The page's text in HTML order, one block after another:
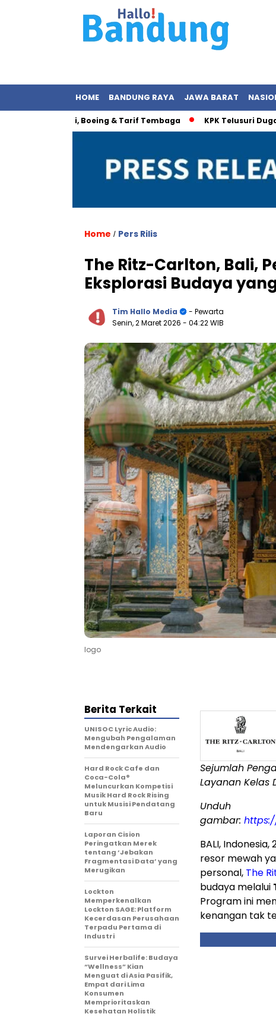
HOME BANDUNG RAYA JAWA BARAT
Energi, Boeing & Tarif Tembaga KPK Telusuri Dugaan
Home / Pers Rilis
The Ritz-Carlton, Bali,
Eksplorasi Budaya
Tim Hallo Media
- Pewarta
Senin, 2 Maret 2026 - 04:22 WIB
logo
Sejumlah
Layanan Kelas
Unduh
gambar:
BALI,
resor mewah
personal, The
budaya melalui
Program ini
kenangan tak
Berita Terkait
UNISOC Lyric Audio:
Mengubah Pengalaman
Mendengarkan Audio
Hard Rock Cafe dan
Coca-Cola®
Meluncurkan Kompetisi
Musik Hard Rock Rising
untuk Musisi Pendatang
Baru
Laporan Cision
Peringatkan Merek
tentang ‘Jebakan
Fragmentasi Data’ yang
Merugikan
Lockton
Memperkenalkan
Lockton SAGE: Platform
Kecerdasan Perusahaan
Terpadu Pertama di
Industri
Survei Herbalife: Budaya
“Wellness” Kian
Menguat di Asia Pasifik,
Empat dari Lima
Konsumen
Memprioritaskan
Kesehatan Holistik